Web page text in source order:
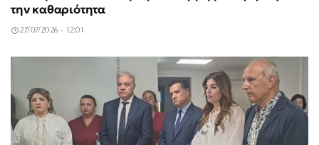
την καθαριότητα
27/07/2026 - 12:01